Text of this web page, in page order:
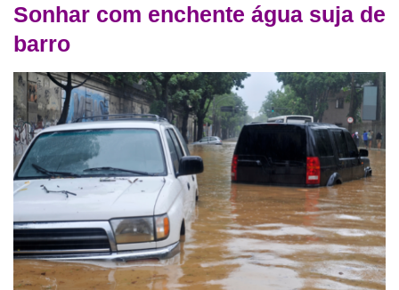
Sonhar com enchente água suja de
barro